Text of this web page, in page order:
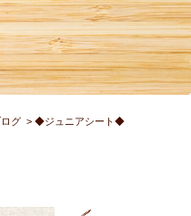
グ ◆ジュニアシート◆